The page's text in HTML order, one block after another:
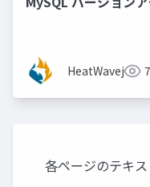
山 隆輔氏 (日本オラク
ル株式会社)]HeatWavejp
各ページのテキス